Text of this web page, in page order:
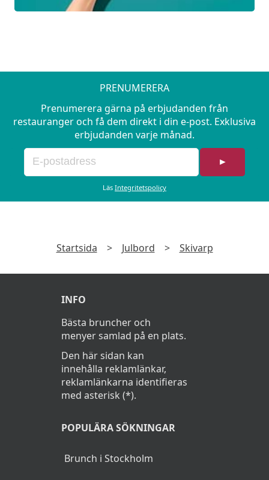
PRENUMERERA
Prenumerera gärna på erbjudanden från
restauranger och få dem direkt i din e-post. Exklusiva
erbjudanden varje månad.
►
Läs Integritetspolicy
Startsida > Julbord > Skivarp
INFO
Bästa bruncher och
menyer samlad på en plats.
Den här sidan kan
innehålla reklamlänkar,
reklamlänkarna identifieras
med asterisk (*).
POPULÄRA SÖKNINGAR
Brunch i Stockholm